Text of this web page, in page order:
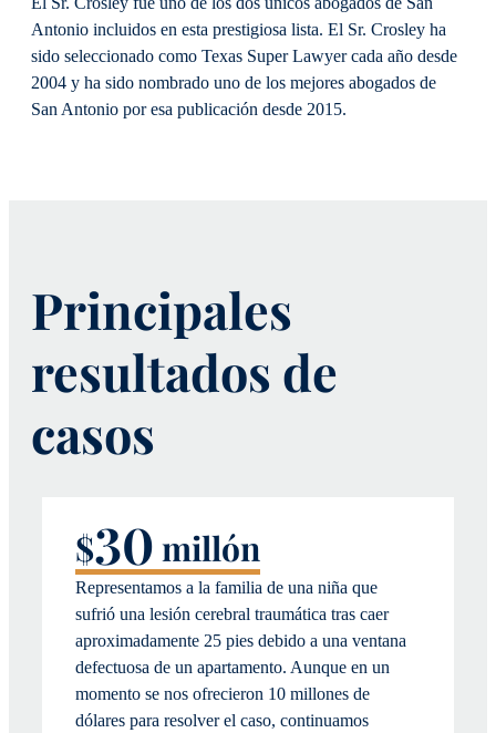
Antonio incluidos en esta prestigiosa lista. El Sr. Crosley ha
sido seleccionado como Texas Super Lawyer cada año desde
2004 y ha sido nombrado uno de los mejores abogados de
San Antonio por esa publicación desde 2015.
Principales
resultados de
casos
$30 millón
Representamos a la familia de una niña que
sufrió una lesión cerebral traumática tras caer
aproximadamente 25 pies debido a una ventana
defectuosa de un apartamento. Aunque en un
momento se nos ofrecieron 10 millones de
dólares para resolver el caso, continuamos